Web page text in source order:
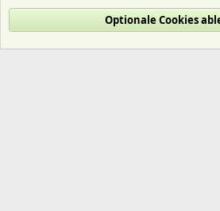
Nutzungsbedingungen
Datenschutz
R
Optionale Cookies